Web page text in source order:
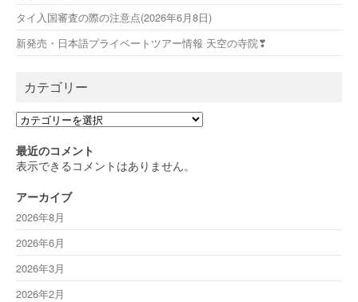
タイ入国審査の際の注意点(2026年6月8日)
新発売・日本語プライベートツアー情報 天空の寺院❣
カテゴリー
カ
ゴ
リ
最近のコメント
表示できるコメントはありません。
アーカイブ
2026年8月
2026年6月
2026年3月
2026年2月